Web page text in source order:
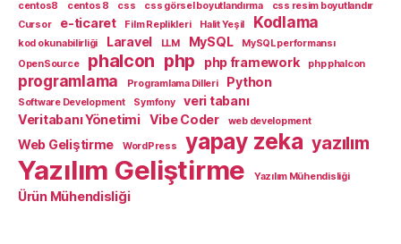
centos8
centos 8 css css görsel boyutlandırma
css resim boyutlandır
Cursor
e-ticaret Film Replikleri Halit Yeşil Kodlama
kod okunabilirliği Laravel LLM MySQL
MySQL performansı
OpenSource
phalcon php php framework php phalcon
programlama Programlama Dilleri Python
Software Development Symfony
veri tabanı
Veritabanı Yönetimi Vibe Coder web development
Web Geliştirme WordPress yapay zeka yazılım
Yazılım Geliştirme Yazılım Mühendisliği
Ürün Mühendisliği